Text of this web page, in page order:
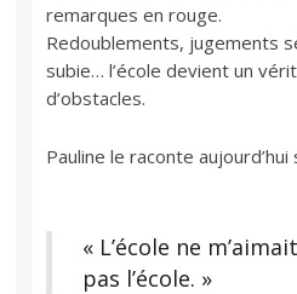
remarques en rouge.
Redoublements, jugements
subie… l’école devient un
d’obstacles.
Pauline le raconte
« L’école ne
pas l’école. »